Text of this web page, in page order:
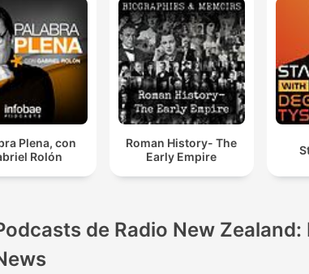
Plena, con
Rolón
Roman History- The
Early Empire
de Radio New Zealand: